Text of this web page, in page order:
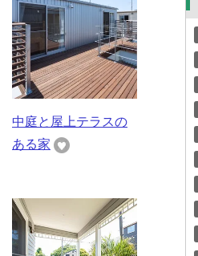
中庭と屋上テラスの
ある家